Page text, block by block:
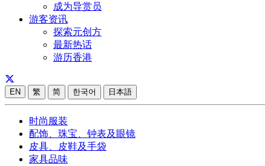
成为导赏员
游客资讯
探索元创方
最新热话
游历香港
EN 繁 简 한국어 日本語
时尚服装
配饰、珠宝、钟表及眼镜
皮具、皮鞋及手袋
家具品味